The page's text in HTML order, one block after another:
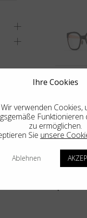
Ihre Cookies
Wir verwenden Cookies,
Funktionieren
zu ermöglichen.
Sie unsere
Ablehnen